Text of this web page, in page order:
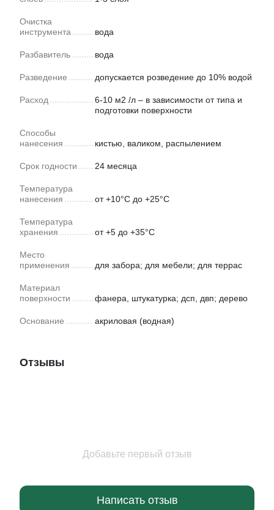
Очистка
инструмента
вода
Разбавитель вода
Разведение допускается розведение до 10% водой
Расход
6-10 м2 /л – в зависимости от типа и
подготовки поверхности
Способы
нанесения
кистью, валиком, распылением
Срок годности 24 месяца
Температура
нанесения
от +10°С до +25°С
Температура
хранения
от +5 до +35°С
Место
применения
для забора; для мебели; для террас
Материал
поверхности
фанера, штукатурка; дсп, двп; дерево
Основание акриловая (водная)
Отзывы
Добавьте первый отзыв
Написать отзыв